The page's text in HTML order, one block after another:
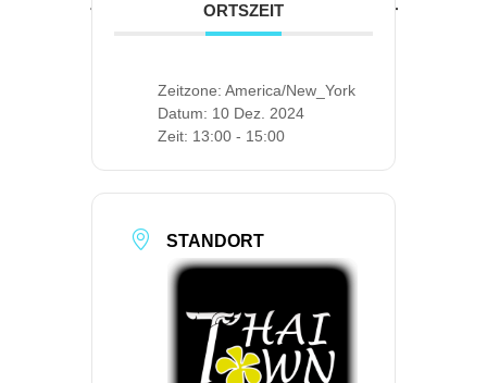
ORTSZEIT
Zeitzone: America/New_York
Datum: 10 Dez. 2024
Zeit: 13:00 - 15:00
STANDORT